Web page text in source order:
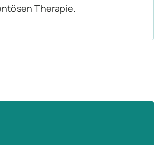
Therapie.